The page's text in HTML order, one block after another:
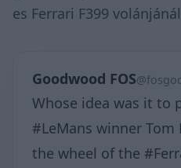
es Ferrari F399
Goodwood FOS
Whose idea was it to
#LeMans winner
the wheel of the